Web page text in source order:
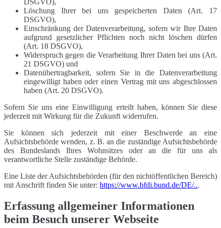
DSGVO),
Löschung Ihrer bei uns gespeicherten Daten (Art. 17
DSGVO),
Einschränkung der Datenverarbeitung, sofern wir Ihre Daten
aufgrund gesetzlicher Pflichten noch nicht löschen dürfen
(Art. 18 DSGVO),
Widerspruch gegen die Verarbeitung Ihrer Daten bei uns (Art.
21 DSGVO) und
Datenübertragbarkeit, sofern Sie in die Datenverarbeitung
eingewilligt haben oder einen Vertrag mit uns abgeschlossen
haben (Art. 20 DSGVO).
Sofern Sie uns eine Einwilligung erteilt haben, können Sie diese
jederzeit mit Wirkung für die Zukunft widerrufen.
Sie können sich jederzeit mit einer Beschwerde an eine
Aufsichtsbehörde wenden, z. B. an die zuständige Aufsichtsbehörde
des Bundeslands Ihres Wohnsitzes oder an die für uns als
verantwortliche Stelle zuständige Behörde.
Eine Liste der Aufsichtsbehörden (für den nichtöffentlichen Bereich)
mit Anschrift finden Sie unter: https://www.bfdi.bund.de/DE/...
Erfassung allgemeiner Informationen
beim Besuch unserer Webseite